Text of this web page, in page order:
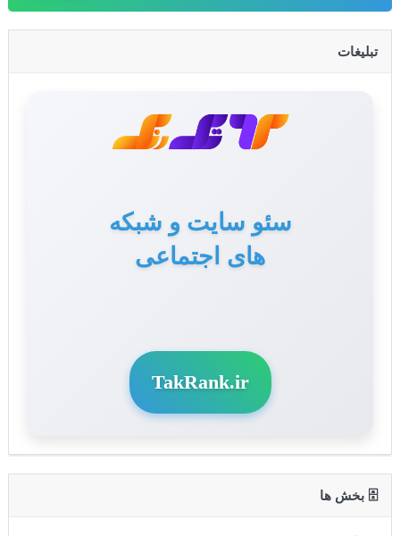
تبلیغات
سئو سایت و شبکه
های اجتماعی
تولید محتوا برای سایت
و سوشال مدیا
TakRank.ir
🗄 بخش ها